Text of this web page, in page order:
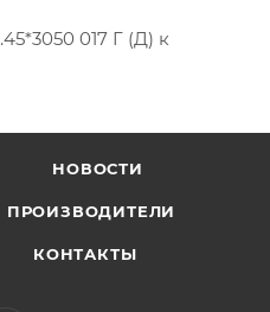
017 Г (Д) к
НОВОСТИ
ПРОИЗВОДИТЕЛИ
КОНТАКТЫ